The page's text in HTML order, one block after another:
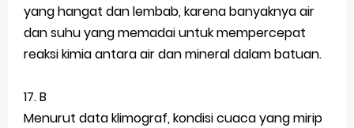
yang hangat dan lembab, karena banyaknya air
dan suhu yang memadai untuk mempercepat
reaksi kimia antara air dan mineral dalam batuan.
17. B
Menurut data klimograf, kondisi cuaca yang mirip